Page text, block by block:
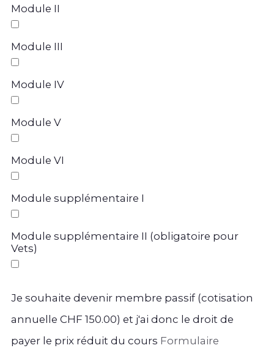
Module II
Module III
Module IV
Module V
Module VI
Module supplémentaire I
Module supplémentaire II (obligatoire pour
Vets)
Je souhaite devenir membre passif (cotisation
annuelle CHF 150.00) et j'ai donc le droit de
payer le prix réduit du cours ̈ Formulaire